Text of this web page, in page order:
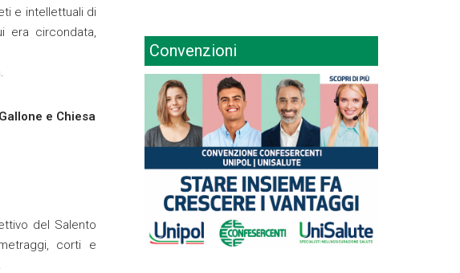
e intellettuali di
era circondata,
e Chiesa
del Salento
corti e
Convenzioni